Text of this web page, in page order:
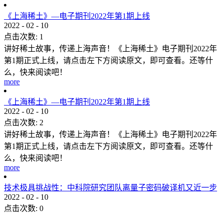
《上海稀土》—电子期刊2022年第1期上线
2022 - 02 - 10
点击次数: 1
讲好稀土故事，传递上海声音！《上海稀土》电子期刊2022年
第1期正式上线，请点击左下方阅读原文，即可查看。还等什
么，快来阅读吧！
more
《上海稀土》—电子期刊2022年第1期上线
2022 - 02 - 10
点击次数: 2
讲好稀土故事，传递上海声音！《上海稀土》电子期刊2022年
第1期正式上线，请点击左下方阅读原文，即可查看。还等什
么，快来阅读吧！
more
技术极具挑战性：中科院研究团队离量子密码破译机又近一步
2022 - 02 - 10
点击次数: 0